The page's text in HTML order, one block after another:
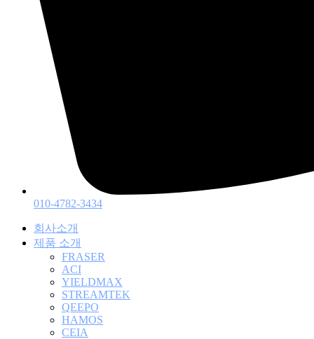
010-4782-3434
회사소개
제품 소개
FRASER
ACI
YIELDMAX
STREAMTEK
QEEPO
HAMOS
CEIA